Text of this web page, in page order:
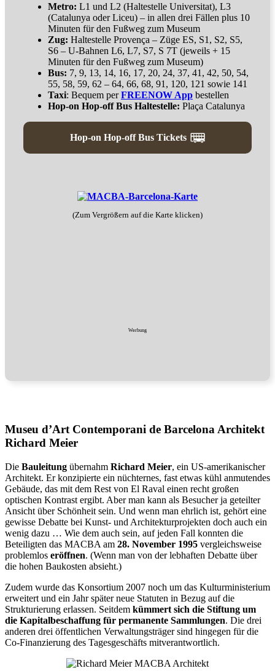
Metro: L1 und L2 (Haltestelle Universitat), L3
(Catalunya oder Liceu) – in allen drei Fällen plus 10
Minuten für den Fußweg zum Museum
Zug: Haltestelle Provença – Züge ES, S1, S2, S5,
S6 – U-Bahnen L6, L7, S7, S 7T (jeweils + 15
Minuten für den Fußweg zum Museum)
Bus: 7, 9, 13, 14, 16, 17, 20, 24, 37, 41, 42, 50, 54,
55, 58, 59, 62 – 64, 66, 68, 91, 120, 121 sowie 141
Taxi: Bequem perFREENOW App bestellen
Hop-on Hop-off Bus Haltestelle: Plaça Catalunya
Hop-on Hop-off BusTickets
(Zum Vergrößern auf die Karte klicken)
Werbung
Museu d’Art Contemporani de Barcelona Architekt
Richard Meier
Die Bauleitung übernahm Richard Meier, ein US-amerikanischer
Architekt. Er konzipierte ein nüchternes, fast etwas kühl anmutendes
Gebäude, das mit dem Rest von El Raval einen recht großen
optischen Kontrast ergibt. Aber man kann als Besucher ja geteilter
Ansicht über Schönheit sein. Und wenn man ehrlich ist, gehört eine
gewisse Debatte bei Kunst- und Architekturprojekten doch auch ein
wenig dazu … Wie dem auch sein, auf jeden Fall konnten die
Beteiligten das MACBA am 28. November 1995 vergleichsweise
problemlos eröffnen. (Wenn man von der lebhaften Debatte über
die hohen Baukosten absieht.)
Zudem wurde das Konsortium 2007 noch um das Kulturministerium
erweitert und ein Jahr später neue Statuten in Bezug auf die
Strukturierung erlassen. Seitdem kümmert sich die Stiftung um
die Kapitalbeschaffung für permanente Sammlungen. Die drei
anderen drei öffentlichen Verwaltungsträger sind hingegen für die
Co-Finanzierung des Tagesgeschäfts mitverantwortlich.